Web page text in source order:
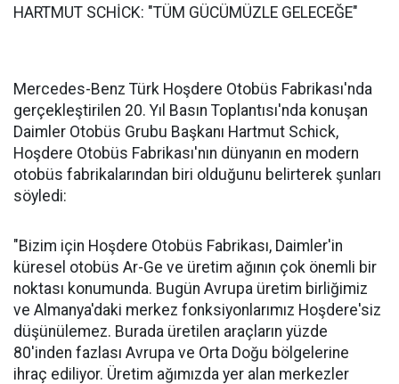
HARTMUT SCHİCK: "TÜM GÜCÜMÜZLE GELECEĞE"
Mercedes-Benz Türk Hoşdere Otobüs Fabrikası'nda
gerçekleştirilen 20. Yıl Basın Toplantısı'nda konuşan
Daimler Otobüs Grubu Başkanı Hartmut Schick,
Hoşdere Otobüs Fabrikası'nın dünyanın en modern
otobüs fabrikalarından biri olduğunu belirterek şunları
söyledi:
"Bizim için Hoşdere Otobüs Fabrikası, Daimler'in
küresel otobüs Ar-Ge ve üretim ağının çok önemli bir
noktası konumunda. Bugün Avrupa üretim birliğimiz
ve Almanya'daki merkez fonksiyonlarımız Hoşdere'siz
düşünülemez. Burada üretilen araçların yüzde
80'inden fazlası Avrupa ve Orta Doğu bölgelerine
ihraç ediliyor. Üretim ağımızda yer alan merkezler